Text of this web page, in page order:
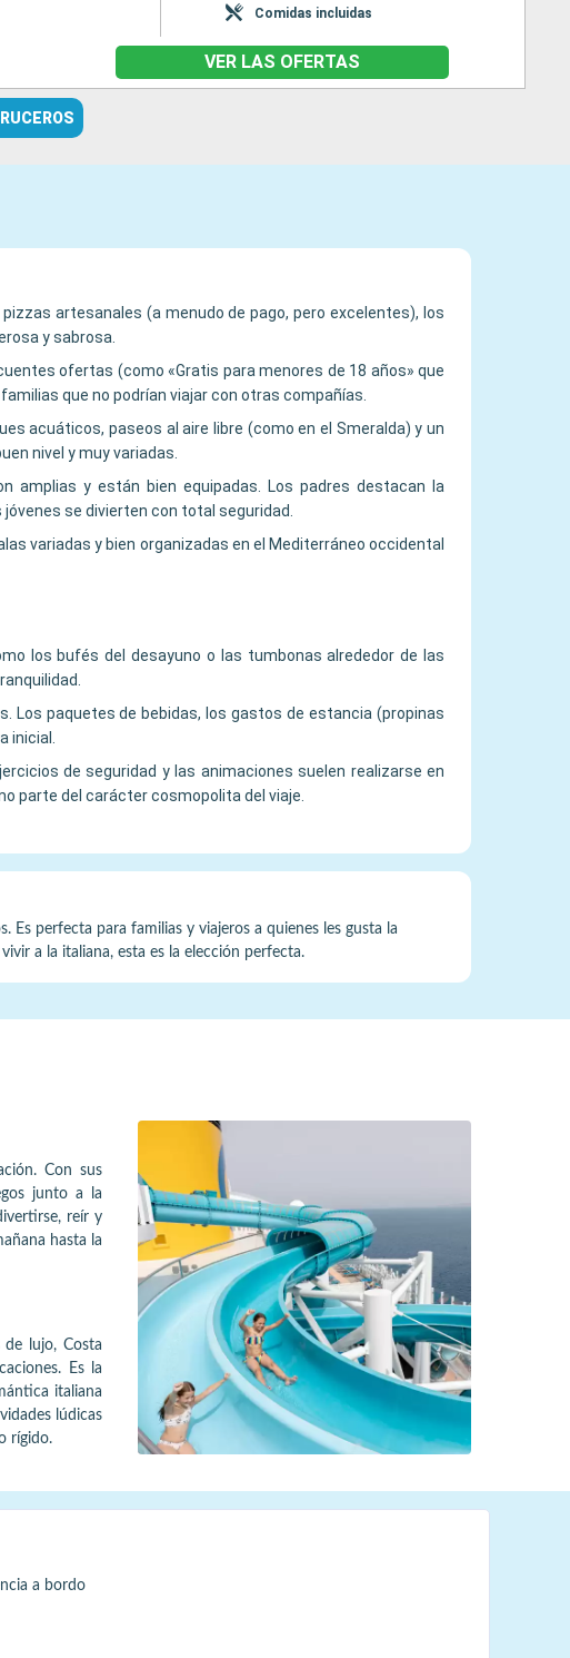
Comidas incluidas
VER LAS OFERTAS
artesanales (a menudo de pago, pero excelentes), los
y sabrosa.
ofertas (como «Gratis para menores de 18 años» que
que no podrían viajar con otras compañías.
acuáticos, paseos al aire libre (como en el Smeralda) y un
nivel y muy variadas.
amplias y están bien equipadas. Los padres destacan la
se divierten con total seguridad.
variadas y bien organizadas en el Mediterráneo occidental
los bufés del desayuno o las tumbonas alrededor de las
Los paquetes de bebidas, los gastos de estancia (propinas
de seguridad y las animaciones suelen realizarse en
parte del carácter cosmopolita del viaje.
Es perfecta para familias y viajeros a quienes les gusta la
a la italiana, esta es la elección perfecta.
Con sus
junto a la
reír y
hasta la
de lujo, Costa
Es la
italiana
lúdicas
rígido.
a bordo